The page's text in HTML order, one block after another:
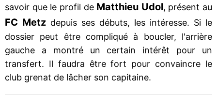
savoir que le profil de Matthieu Udol, présent au
FC Metz depuis ses débuts, les intéresse. Si le
dossier peut être compliqué à boucler, l'arrière
gauche a montré un certain intérêt pour un
transfert. Il faudra être fort pour convaincre le
club grenat de lâcher son capitaine.